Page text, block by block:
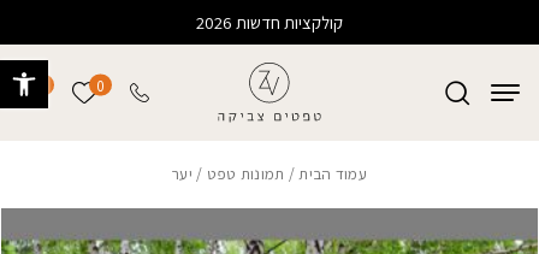
קולקציות חדשות 2026
0 הרשימה
עמוד הבית/ תמונות טפט / יער